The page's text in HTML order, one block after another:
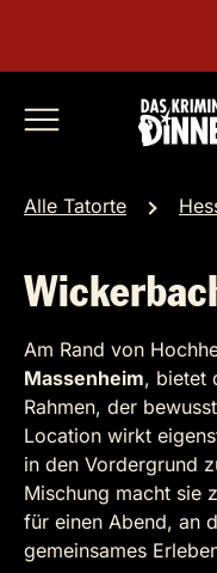
Alle Tatorte
Am Rand von
Massenheim, bietet
Rahmen, der
Location wirkt
in den Vordergrund
Mischung macht sie
für einen Abend, an
gemeinsames